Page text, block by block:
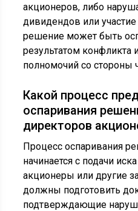
акционеров, либо
дивидендов или
решение может быть
результатом
полномочий со стороны
Какой процесс
оспаривания
директоров
Процесс оспаривания
начинается с подачи
акционеры или другие
должны подготовить
подтверждающие